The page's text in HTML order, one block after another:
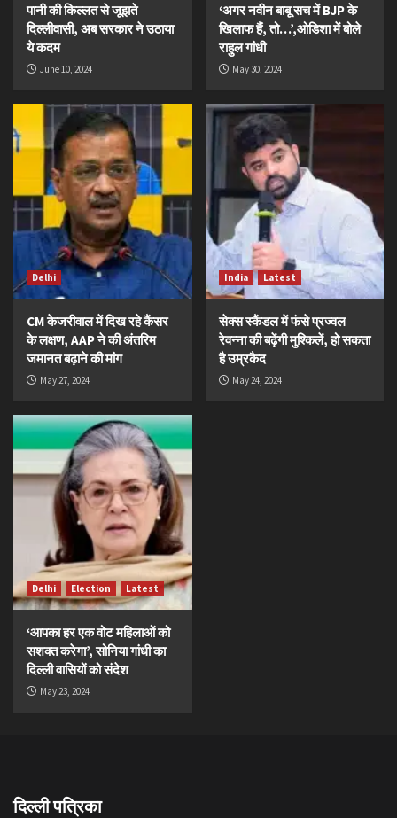
पानी की किल्लत से जूझते
दिल्लीवासी, अब सरकार ने उठाया
ये कदम
June 10, 2024
‘अगर नवीन बाबू सच में BJP के
खिलाफ हैं, तो…’,ओडिशा में बोले
राहुल गांधी
May 30, 2024
Delhi
CM केजरीवाल में दिख रहे कैंसर
के लक्षण, AAP ने की अंतरिम
जमानत बढ़ाने की मांग
May 27, 2024
India Latest
सेक्स स्कैंडल में फंसे प्रज्वल
रेवन्ना की बढ़ेंगी मुश्किलें, हो सकता
है उम्रकैद
May 24, 2024
Delhi Election Latest
‘आपका हर एक वोट महिलाओं को
सशक्त करेगा’, सोनिया गांधी का
दिल्ली वासियों को संदेश
May 23, 2024
दिल्ली पत्रिका